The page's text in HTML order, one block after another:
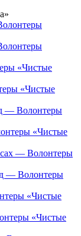
«Чистые
«Чистые
— Волонтеры
«Чистые
— Волонтеры
— Волонтеры
«Чистые
«Чистые